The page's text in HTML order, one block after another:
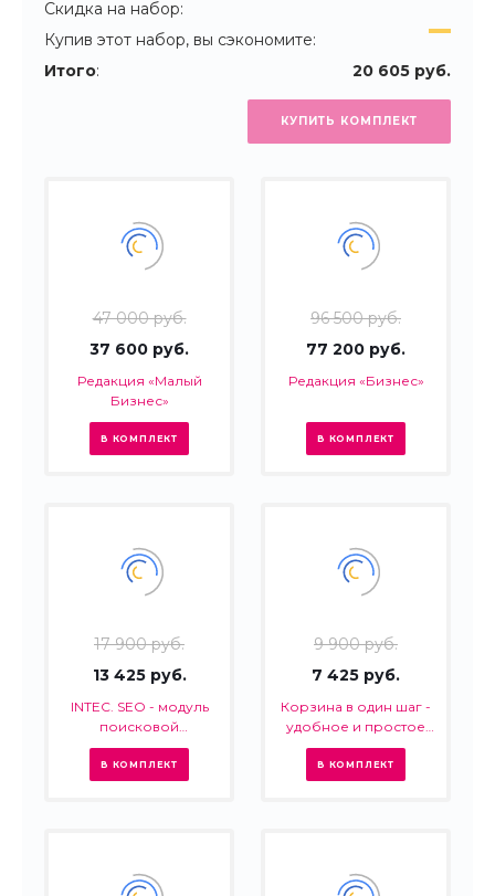
Скидка на набор:
Купив этот набор, вы сэкономите:
Итого: 20 605 руб.
КУПИТЬ КОМПЛЕКТ
47 000 руб.
37 600 руб.
Редакция «Малый
Бизнес»
В КОМПЛЕКТ
96 500 руб.
77 200 руб.
Редакция «Бизнес»
В КОМПЛЕКТ
17 900 руб.
13 425 руб.
INTEC. SEO - модуль
поисковой
оптимизации: seo -
фильтр, генерация
сео - текстов, H1, мета-
В КОМПЛЕКТ
9 900 руб.
7 425 руб.
Корзина в один шаг -
удобное и простое
оформление заказа в
интернет-магазине
В КОМПЛЕКТ